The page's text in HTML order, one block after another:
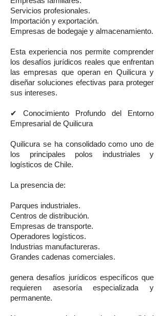
Servicios profesionales.
Importación y exportación.
Empresas de bodegaje y almacenamiento.
Esta experiencia nos permite comprender
los desafíos jurídicos reales que enfrentan
las empresas que operan en Quilicura y
diseñar soluciones efectivas para proteger
sus intereses.
✔ Conocimiento Profundo del Entorno
Empresarial de Quilicura
Quilicura se ha consolidado como uno de
los principales polos industriales y
logísticos de Chile.
La presencia de:
Parques industriales.
Centros de distribución.
Empresas de transporte.
Operadores logísticos.
Industrias manufactureras.
Grandes cadenas comerciales.
genera desafíos jurídicos específicos que
requieren asesoría especializada y
permanente.